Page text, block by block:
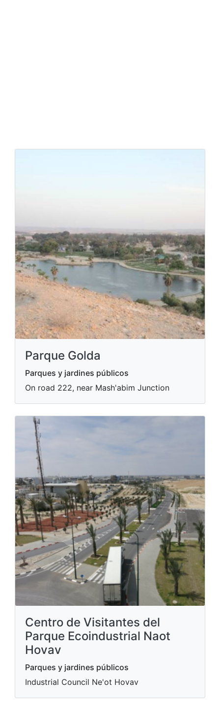
Parque Golda
Parques y jardines públicos
On road 222, near Mash'abim Junction
Centro de Visitantes del
Parque Ecoindustrial Naot
Hovav
Parques y jardines públicos
Industrial Council Ne'ot Hovav